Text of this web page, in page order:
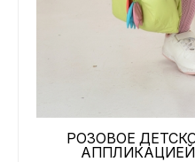
РОЗОВОЕ